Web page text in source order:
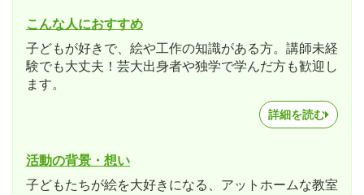
こんな人におすすめ
子どもが好きで、絵や工作の知識がある方。講師未経
験でも大丈夫！芸大出身者や独学で学んだ方も歓迎し
ます。
詳細を読む
活動の背景・想い
子どもたちが絵を大好きになる、アットホームな教室